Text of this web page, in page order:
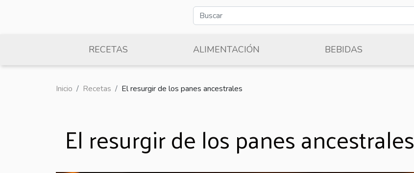
RECETAS ALIMENTACIÓN BEBIDAS
Inicio Recetas El resurgir de los panes ancestrales
El resurgir de los panes ancestrales